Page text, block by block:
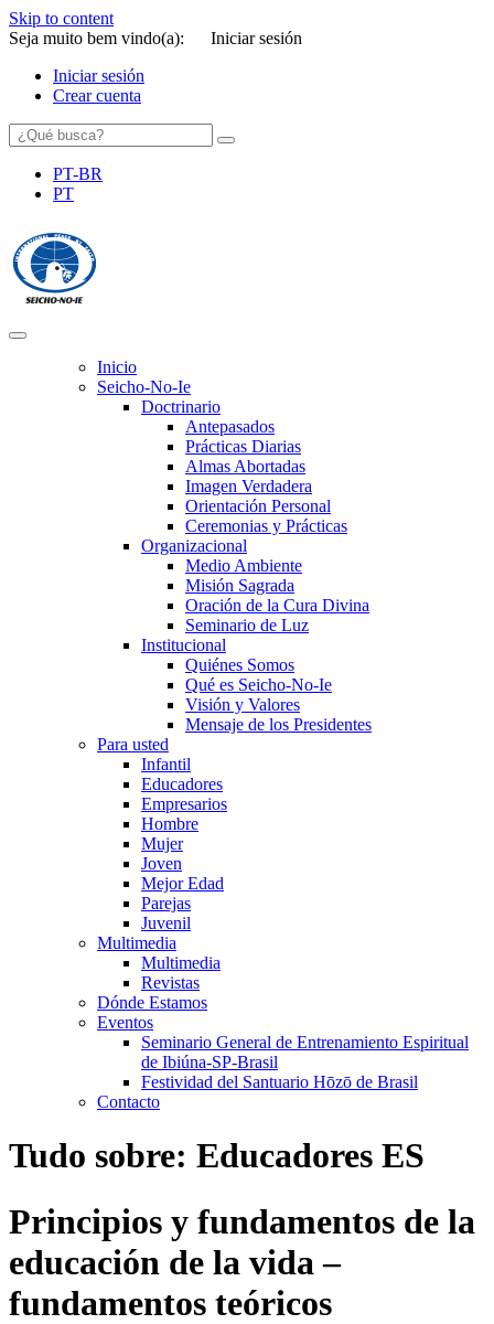
Skip to content
Seja muito bem vindo(a):
Iniciar sesión
Iniciar sesión
Crear cuenta
PT-BR
PT
Inicio
Seicho-No-Ie
Doctrinario
Antepasados
Prácticas Diarias
Almas Abortadas
Imagen Verdadera
Orientación Personal
Ceremonias y Prácticas
Organizacional
Medio Ambiente
Misión Sagrada
Oración de la Cura Divina
Seminario de Luz
Institucional
Quiénes Somos
Qué es Seicho-No-Ie
Visión y Valores
Mensaje de los Presidentes
Para usted
Infantil
Educadores
Empresarios
Hombre
Mujer
Joven
Mejor Edad
Parejas
Juvenil
Multimedia
Multimedia
Revistas
Dónde Estamos
Eventos
Seminario General de Entrenamiento Espiritual
de Ibiúna-SP-Brasil
Festividad del Santuario Hōzō de Brasil
Contacto
Tudo sobre: Educadores ES
Principios y fundamentos de la
educación de la vida –
fundamentos teóricos